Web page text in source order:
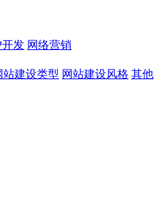
开发 网络营销
站建设类型 网站建设风格 其他